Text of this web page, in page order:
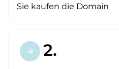
Sie kaufen die Domain
arrow_forward 2.